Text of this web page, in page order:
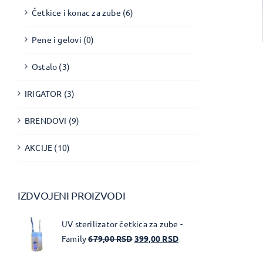
Četkice i konac za zube (6)
Pene i gelovi (0)
Ostalo (3)
IRIGATOR (3)
BRENDOVI (9)
AKCIJE (10)
IZDVOJENI PROIZVODI
UV sterilizator četkica za zube -
Family679,00RSD399,00 RSD